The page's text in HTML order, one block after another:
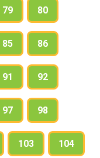
79 80
85 86
91 92
97 98
103 104